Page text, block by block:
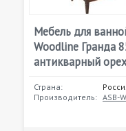
Мебель для
Woodline Гранда
антикварный орех
Страна:
Производитель: ASB-